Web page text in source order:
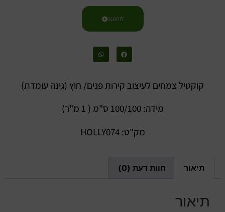
להזמנה
קוקטיל צמחים לעיצוב קירות פנים/ חוץ (גינה עומדת)
מידה: 100/100 ס"מ ( 1 מ"ר)
מק"ט: HOLLY074
תיאור חוות דעת (0)
תיאור